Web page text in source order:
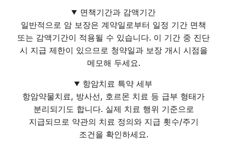
면책기간과 감액기간
일반적으로 암 보장은 계약일로부터 일정 기간 면책
또는 감액기간이 적용될 수 있습니다. 이 기간 중 진단
시 지급 제한이 있으므로 청약일과 보장 개시 시점을
메모해 두세요.
항암치료 특약 세부
항암약물치료, 방사선, 호르몬 치료 등 급부 형태가
분리되기도 합니다. 실제 치료 행위 기준으로
지급되므로 약관의 치료 정의와 지급 횟수/주기
조건을 확인하세요.